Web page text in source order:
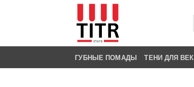
ГУБНЫЕ ПОМАДЫ ТЕНИ ДЛЯ ВЕК